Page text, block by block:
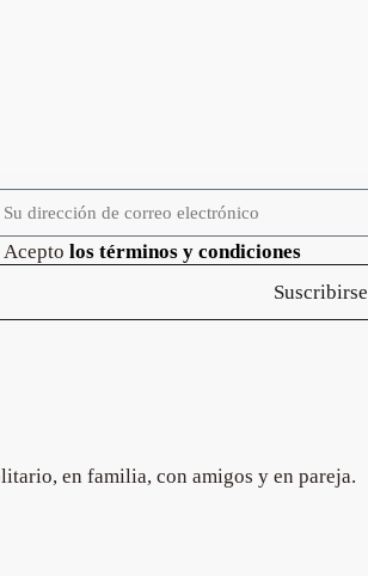
Acepto los términos y condiciones
Suscribirse
en familia, con amigos y en pareja.